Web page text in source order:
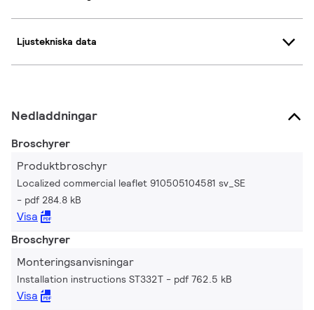
Ljustekniska data
Nedladdningar
Broschyrer
Produktbroschyr
Localized commercial leaflet 910505104581 sv_SE
pdf 284.8 kB
Visa
Broschyrer
Monteringsanvisningar
Installation instructions ST332T pdf 762.5 kB
Visa